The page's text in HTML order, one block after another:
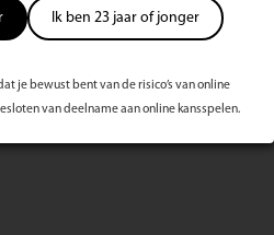
Ik ben 23 jaar of jonger
je bewust bent van de risico’s van online
van deelname aan online kansspelen.